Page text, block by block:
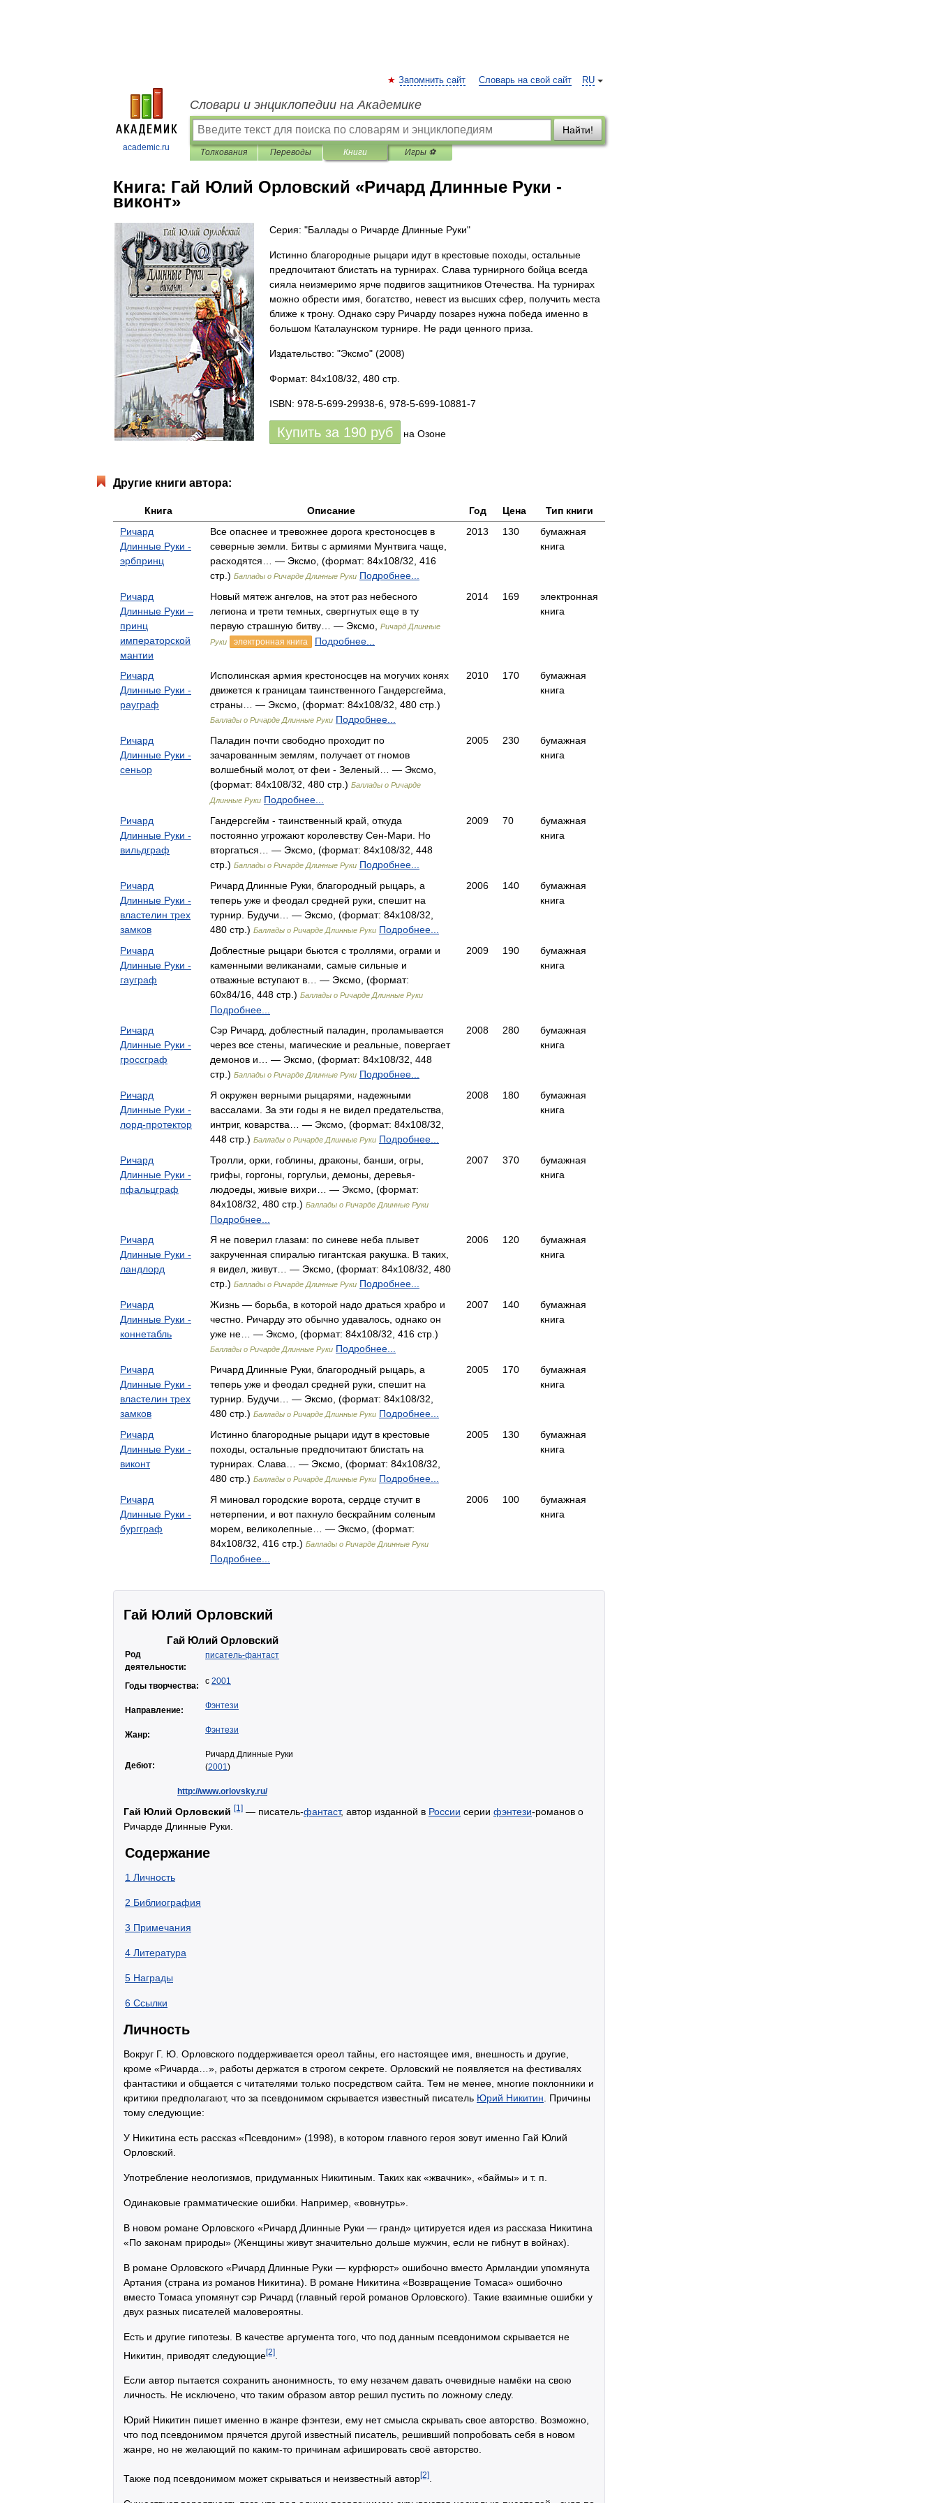
academic.ru
RU
Запомнить сайт Словарь на свой сайт
Словари и энциклопедии на Академике
Найти!
Толкования Переводы Книги Игры ⚽
Книга: Гай Юлий Орловский «Ричард Длинные Руки -
виконт»
Серия: "Баллады о Ричарде Длинные Руки"
Истинно благородные рыцари идут в крестовые походы, остальные
предпочитают блистать на турнирах. Слава турнирного бойца всегда
сияла неизмеримо ярче подвигов защитников Отечества. На турнирах
можно обрести имя, богатство, невест из высших сфер, получить места
ближе к трону. Однако сэру Ричарду позарез нужна победа именно в
большом Каталаунском турнире. Не ради ценного приза.
Издательство: "Эксмо" (2008)
Формат: 84x108/32, 480 стр.
ISBN: 978-5-699-29938-6, 978-5-699-10881-7
Купить за 190 руб на Озоне
Другие книги автора:
Книга Описание Год Цена
Тип книги
Ричард
Длинные Руки -
эрбпринц
Все опаснее и тревожнее дорога крестоносцев в
северные земли. Битвы с армиями Мунтвига чаще,
расходятся… — Эксмо, (формат: 84x108/32, 416
стр.) Баллады о Ричарде Длинные Руки Подробнее...
2013 130
бумажная
книга
Ричард
Длинные Руки –
принц
императорской
мантии
Новый мятеж ангелов, на этот раз небесного
легиона и трети темных, свергнутых еще в ту
первую страшную битву… — Эксмо,
Ричард Длинные
Руки
электронная книга Подробнее...
2014 169
электронная
книга
Ричард
Длинные Руки -
рауграф
Исполинская армия крестоносцев на могучих конях
движется к границам таинственного Гандерсгейма,
страны… — Эксмо, (формат: 84x108/32, 480 стр.)
Баллады о Ричарде Длинные Руки Подробнее...
2010 170
бумажная
книга
Ричард
Длинные Руки -
сеньор
Паладин почти свободно проходит по
зачарованным землям, получает от гномов
волшебный молот, от феи - Зеленый… — Эксмо,
(формат: 84x108/32, 480 стр.) Баллады о Ричарде
Длинные Руки Подробнее...
2005 230
бумажная
книга
Ричард
Длинные Руки -
вильдграф
Гандерсгейм - таинственный край, откуда
постоянно угрожают королевству Сен-Мари. Но
вторгаться… — Эксмо, (формат: 84x108/32, 448
стр.) Баллады о Ричарде Длинные Руки Подробнее...
2009 70
бумажная
книга
Ричард
Длинные Руки -
властелин трех
замков
Ричард Длинные Руки, благородный рыцарь, а
теперь уже и феодал средней руки, спешит на
турнир. Будучи… — Эксмо, (формат: 84x108/32,
480 стр.) Баллады о Ричарде Длинные Руки Подробнее...
2006 140
бумажная
книга
Ричард
Длинные Руки -
гауграф
Доблестные рыцари бьются с троллями, ограми и
каменными великанами, самые сильные и
отважные вступают в… — Эксмо, (формат:
60x84/16, 448 стр.) Баллады о Ричарде Длинные Руки
Подробнее...
2009 190
бумажная
книга
Ричард
Длинные Руки -
гроссграф
Сэр Ричард, доблестный паладин, проламывается
через все стены, магические и реальные, повергает
демонов и… — Эксмо, (формат: 84x108/32, 448
стр.) Баллады о Ричарде Длинные Руки Подробнее...
2008 280
бумажная
книга
Ричард
Длинные Руки -
лорд-протектор
Я окружен верными рыцарями, надежными
вассалами. За эти годы я не видел предательства,
интриг, коварства… — Эксмо, (формат: 84x108/32,
448 стр.) Баллады о Ричарде Длинные Руки Подробнее...
2008 180
бумажная
книга
Ричард
Длинные Руки -
пфальцграф
Тролли, орки, гоблины, драконы, банши, огры,
грифы, горгоны, горгульи, демоны, деревья-
людоеды, живые вихри… — Эксмо, (формат:
84x108/32, 480 стр.) Баллады о Ричарде Длинные Руки
Подробнее...
2007 370
бумажная
книга
Ричард
Длинные Руки -
ландлорд
Я не поверил глазам: по синеве неба плывет
закрученная спиралью гигантская ракушка. В таких,
я видел, живут… — Эксмо, (формат: 84x108/32, 480
стр.) Баллады о Ричарде Длинные Руки Подробнее...
2006 120
бумажная
книга
Ричард
Длинные Руки -
коннетабль
Жизнь — борьба, в которой надо драться храбро и
честно. Ричарду это обычно удавалось, однако он
уже не… — Эксмо, (формат: 84x108/32, 416 стр.)
Баллады о Ричарде Длинные Руки Подробнее...
2007 140
бумажная
книга
Ричард
Длинные Руки -
властелин трех
замков
Ричард Длинные Руки, благородный рыцарь, а
теперь уже и феодал средней руки, спешит на
турнир. Будучи… — Эксмо, (формат: 84x108/32,
480 стр.) Баллады о Ричарде Длинные Руки Подробнее...
2005 170
бумажная
книга
Ричард
Длинные Руки -
виконт
Истинно благородные рыцари идут в крестовые
походы, остальные предпочитают блистать на
турнирах. Слава… — Эксмо, (формат: 84x108/32,
480 стр.) Баллады о Ричарде Длинные Руки Подробнее...
2005 130
бумажная
книга
Ричард
Длинные Руки -
бургграф
Я миновал городские ворота, сердце стучит в
нетерпении, и вот пахнуло бескрайним соленым
морем, великолепные… — Эксмо, (формат:
84x108/32, 416 стр.) Баллады о Ричарде Длинные Руки
Подробнее...
2006 100
бумажная
книга
Гай Юлий Орловский
Гай Юлий Орловский
Род
деятельности:
писатель-фантаст
Годы творчества: с 2001
Направление: Фэнтези
Жанр: Фэнтези
Дебют:
Ричард Длинные Руки
(2001)
http://www.orlovsky.ru/
Гай Юлий Орловский [1] — писатель-фантаст, автор изданной в России серии фэнтези-романов о
Ричарде Длинные Руки.
Содержание
1 Личность
2 Библиография
3 Примечания
4 Литература
5 Награды
6 Ссылки
Личность
Вокруг Г. Ю. Орловского поддерживается ореол тайны, его настоящее имя, внешность и другие,
кроме «Ричарда…», работы держатся в строгом секрете. Орловский не появляется на фестивалях
фантастики и общается с читателями только посредством сайта. Тем не менее, многие поклонники и
критики предполагают, что за псевдонимом скрывается известный писатель Юрий Никитин . Причины
тому следующие:
У Никитина есть рассказ «Псевдоним» (1998), в котором главного героя зовут именно Гай Юлий
Орловский.
Употребление неологизмов, придуманных Никитиным. Таких как «жвачник», «баймы» и т. п.
Одинаковые грамматические ошибки. Например, «вовнутрь».
В новом романе Орловского «Ричард Длинные Руки — гранд» цитируется идея из рассказа Никитина
«По законам природы» (Женщины живут значительно дольше мужчин, если не гибнут в войнах).
В романе Орловского «Ричард Длинные Руки — курфюрст» ошибочно вместо Армландии упомянута
Артания (страна из романов Никитина). В романе Никитина «Возвращение Томаса» ошибочно
вместо Томаса упомянут сэр Ричард (главный герой романов Орловского). Такие взаимные ошибки у
двух разных писателей маловероятны.
Есть и другие гипотезы. В качестве аргумента того, что под данным псевдонимом скрывается не
Никитин, приводят следующие[2]
Если автор пытается сохранить анонимность, то ему незачем давать очевидные намёки на свою
личность. Не исключено, что таким образом автор решил пустить по ложному следу.
Юрий Никитин пишет именно в жанре фэнтези, ему нет смысла скрывать свое авторство. Возможно,
что под псевдонимом прячется другой известный писатель, решивший попробовать себя в новом
жанре, но не желающий по каким-то причинам афишировать своё авторство.
Также под псевдонимом может скрываться и неизвестный автор[2]